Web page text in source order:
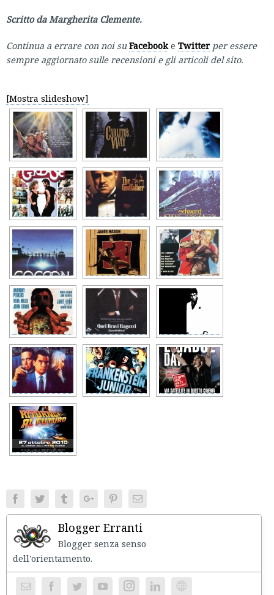
Scritto da Margherita Clemente.
Continua a errare con noi su Facebook e Twitter per essere
sempre aggiornato sulle recensioni e gli articoli del sito.
[Mostra slideshow]
FacebookTwitter TumblrGoogle+PinterestEmail
Blogger Erranti
Blogger senza senso
Instagram Website